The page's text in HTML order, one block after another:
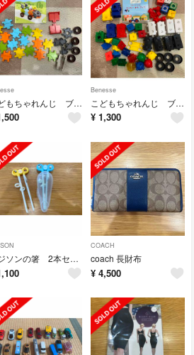
こどもちゃれんじ ブロック 人形セット
Benesse
こどもちゃれんじ ブロック
¥ 1,300
エジソンの箸 2本セット ケース付き
COACH
coach 長財布
¥ 4,500